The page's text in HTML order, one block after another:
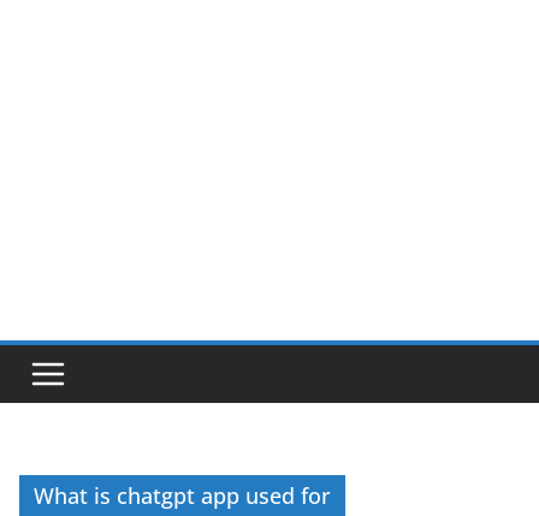
What is chatgpt app used for